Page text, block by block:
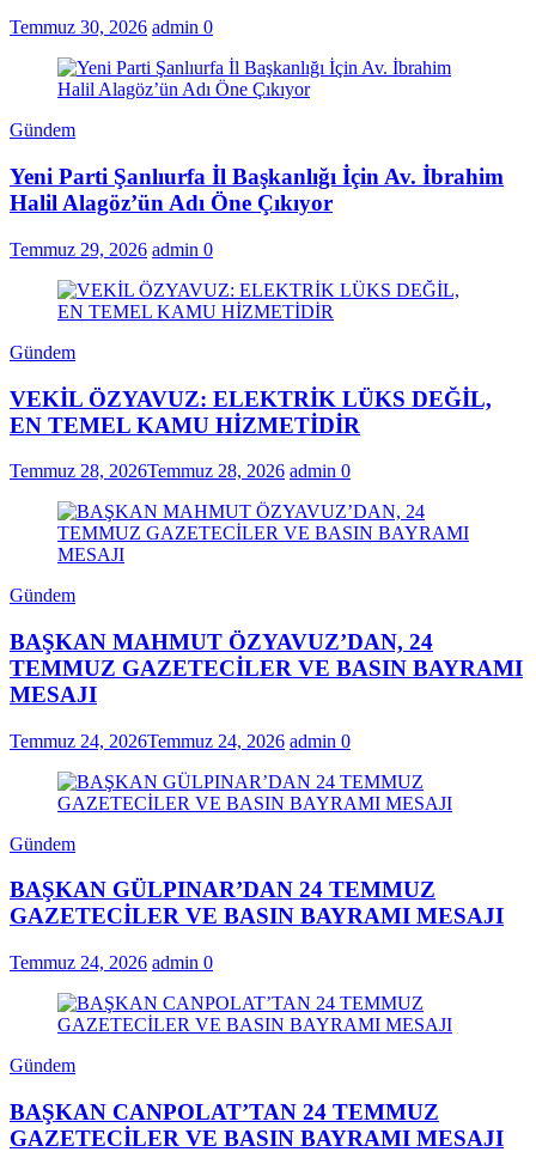
Temmuz 30, 2026 admin 0
Gündem
Yeni Parti Şanlıurfa İl Başkanlığı İçin Av. İbrahim
Halil Alagöz’ün Adı Öne Çıkıyor
Temmuz 29, 2026 admin 0
Gündem
VEKİL ÖZYAVUZ: ELEKTRİK LÜKS DEĞİL,
EN TEMEL KAMU HİZMETİDİR
Temmuz 28, 2026Temmuz 28, 2026 admin 0
Gündem
BAŞKAN MAHMUT ÖZYAVUZ’DAN, 24
TEMMUZ GAZETECİLER VE BASIN BAYRAMI
MESAJI
Temmuz 24, 2026Temmuz 24, 2026 admin 0
Gündem
BAŞKAN GÜLPINAR’DAN 24 TEMMUZ
GAZETECİLER VE BASIN BAYRAMI MESAJI
Temmuz 24, 2026 admin 0
Gündem
BAŞKAN CANPOLAT’TAN 24 TEMMUZ
GAZETECİLER VE BASIN BAYRAMI MESAJI